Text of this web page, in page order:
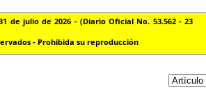
de julio de 2026 - (Diario Oficial No. 53.562 - 23
- Prohibida su reproducción